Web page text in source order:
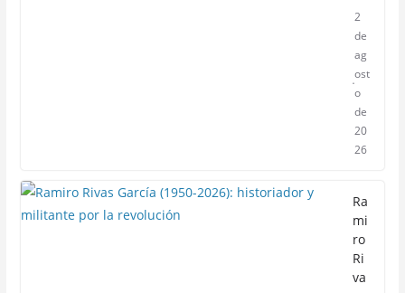
2
de
ag
ost
o
de
20
26
Ra
mi
ro
Ri
va